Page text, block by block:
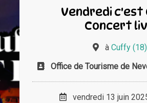
Vendredi c'est
Concert
à Cuffy (18)
Office de Tourisme de
vendredi 13 juin